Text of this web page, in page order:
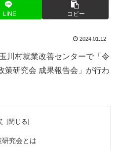
LINE コピー
2024.01.12
川村就業改善センターで「令
策研究会 成果報告会」が行わ
究会とは